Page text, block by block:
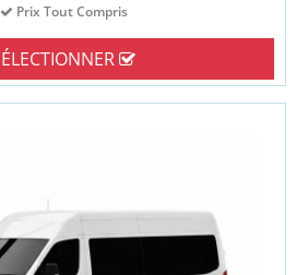
Prix Tout Compris